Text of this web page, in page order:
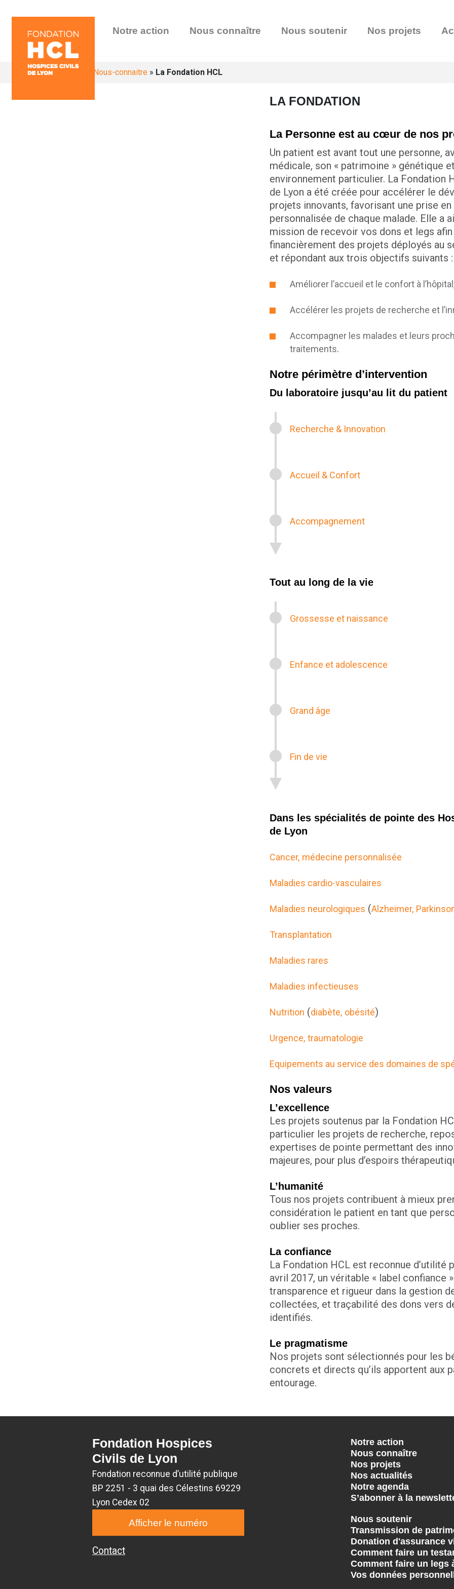
Notre action Nous connaître Nous soutenir Nos projets
Nous-connaitre » La Fondation HCL
LA FONDATION
La Personne est au cœur de nos
Un patient est avant tout une personne,
médicale, son « patrimoine » génétique
environnement particulier. La Fondation
de Lyon a été créée pour accélérer le
projets innovants, favorisant une prise en
personnalisée de chaque malade. Elle a
mission de recevoir vos dons et legs
financièrement des projets déployés au
et répondant aux trois objectifs suivants :
Améliorer l’accueil et le confort à
Accélérer les projets de recherche et
Accompagner les malades et leurs
traitements.
Notre périmètre d’intervention
Du laboratoire jusqu’au lit du patient
Recherche & Innovation
Accueil & Confort
Accompagnement
Tout au long de la vie
Grossesse et naissance
Enfance et adolescence
Grand âge
Fin de vie
Dans les spécialités de pointe des
de Lyon
Cancer, médecine personnalisée
Maladies cardio-vasculaires
Maladies neurologiques (Alzheimer,
Transplantation
Maladies rares
Maladies infectieuses
Nutrition (diabète, obésité)
Urgence, traumatologie
Equipements au service des domaines de
Nos valeurs
L’excellence
Les projets soutenus par la Fondation
particulier les projets de recherche,
expertises de pointe permettant des
majeures, pour plus d’espoirs
L’humanité
Tous nos projets contribuent à mieux
considération le patient en tant que
oublier ses proches.
La confiance
La Fondation HCL est reconnue d’utilité
avril 2017, un véritable « label confiance
transparence et rigueur dans la gestion
collectées, et traçabilité des dons vers
identifiés.
Le pragmatisme
Nos projets sont sélectionnés pour les
concrets et directs qu’ils apportent aux
entourage.
Fondation Hospices
Civils de Lyon
Fondation reconnue d’utilité publique
BP 2251 - 3 quai des Célestins 69229
Lyon Cedex 02
Afficher le numéro
Contact
Notre action
Nous connaître
Nos projets
Nos actualités
Notre agenda
S’abonner à la
Nous soutenir
Transmission de
Donation d'assurance
Comment faire un
Comment faire un legs
Vos données